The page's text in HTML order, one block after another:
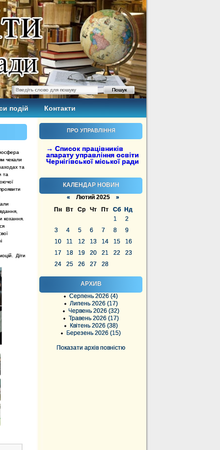
подій Контакти
ПРО УПРАВЛІННЯ
→ Список працівників
апарату управління освіти
Чернігівської міської ради
КАЛЕНДАР НОВИН
« Лютий 2025 »
Пн
Вт Ср Чт Пт Сб
Нд
1
2
3
4 5 6 7 8
9
10
11 12 13 14 15
16
17
18 19 20 21 22
23
24
25 26 27 28
АРХИВ
Серпень 2026 (4)
Липень 2026 (17)
Червень 2026 (32)
Травень 2026 (17)
Квітень 2026 (38)
Березень 2026 (15)
Показати архів повністю
чекали
та
та
кохання.
Діти